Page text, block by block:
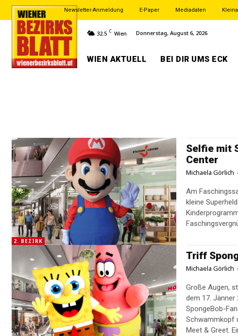
Newsletter-Anmeldung E-Paper Mediadaten
32.5 C Wien Donnerstag, August 6, 2026
WIEN AKTUELL BEI DIR UMS ECK
2. BEZIRK
Selfie mit
Center
Michaela Görlich -
Am
kleine
Triff
Michaela Görlich -
Große Augen,
dem 17.
SpongeBob-
Schwammkopf
Meet & Greet.